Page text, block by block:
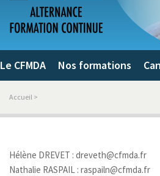
Le CFMDA Nos formations
Accueil >
Hélène DREVET : dreveth@cfmda.fr
Nathalie RASPAIL : raspailn@cfmda.fr